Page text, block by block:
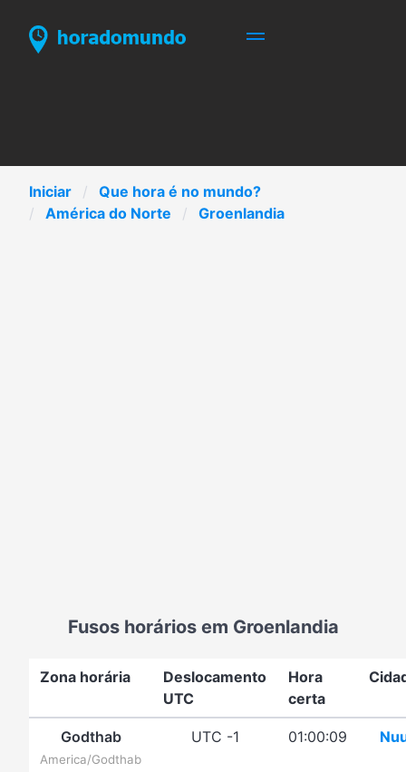
Iniciar
Que hora é no mundo?
América do Norte
Groenlandia
Fusos horários em Groenlandia
Zona horária
Deslocamento
UTC
Hora
certa
Godthab
America/Godthab
UTC -1 01:00:09